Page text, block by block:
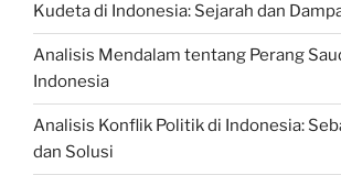
Kudeta di Indonesia: Sejarah dan
Analisis Mendalam tentang Perang
Indonesia
Analisis Konflik Politik di Indonesia:
dan Solusi